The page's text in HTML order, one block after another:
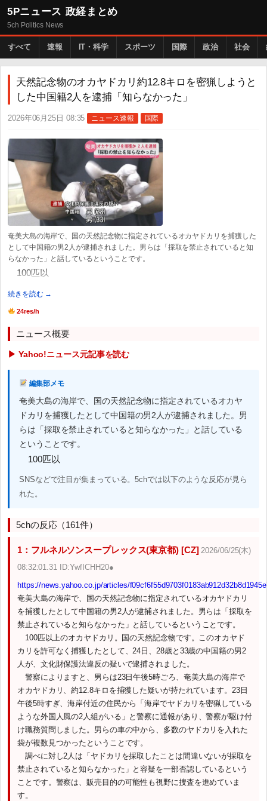
5Pニュース 政経まとめ
5ch Politics News
すべて 速報 IT・科学 スポーツ 国際 政治 社会
天然記念物のオカヤドカリ約12.8キロを密猟しようと
した中国籍2人を逮捕「知らなかった」
2026年06月25日 08:35 ニュース速報 国際
奄美大島の海岸で、国の天然記念物に指定されているオカヤドカリを捕獲した
として中国籍の男2人が逮捕されました。男らは「採取を禁止されていると知
らなかった」と話しているということです。
100匹以
続きを読む →
24res/h
ニュース概要
▶ Yahoo!ニュース元記事を読む
編集部メモ
奄美大島の海岸で、国の天然記念物に指定されているオカヤ
ドカリを捕獲したとして中国籍の男2人が逮捕されました。男
らは「採取を禁止されていると知らなかった」と話している
ということです。
100匹以
SNSなどで注目が集まっている。5chでは以下のような反応が見ら
れた。
5chの反応（161件）
1：フルネルソンスープレックス(東京都) [CZ] 2026/06/25(木)
08:32:01.31 ID:YwfICHH20●
https://news.yahoo.co.jp/articles/
奄美大島の海岸で、国の天然記念物に指定されているオカヤドカリ
を捕獲したとして中国籍の男2人が逮捕されました。男らは「採取を
禁止されていると知らなかった」と話しているということです。
100匹以上のオカヤドカリ。国の天然記念物です。このオカヤド
カリを許可なく捕獲したとして、24日、28歳と33歳の中国籍の男2
人が、文化財保護法違反の疑いで逮捕されました。
警察によりますと、男らは23日午後5時ごろ、奄美大島の海岸で
オカヤドカリ、約12.8キロを捕獲した疑いが持たれています。23日
午後5時すぎ、海岸付近の住民から「海岸でヤドカリを密猟している
ような外国人風の2人組がいる」と警察に通報があり、警察が駆け付
け職務質問しました。男らの車の中から、多数のヤドカリを入れた
袋が複数見つかったということです。
調べに対し2人は「ヤドカリを採取したことは間違いないが採取を
禁止されていると知らなかった」と容疑を一部否認しているという
ことです。警察は、販売目的の可能性も視野に捜査を進めていま
す。